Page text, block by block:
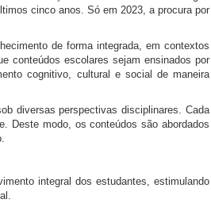
cinco anos. Só em 2023, a procura por
de forma integrada, em contextos
conteúdos escolares sejam ensinados por
cognitivo, cultural e social de maneira
diversas perspectivas disciplinares. Cada
Deste modo, os conteúdos são abordados
integral dos estudantes, estimulando